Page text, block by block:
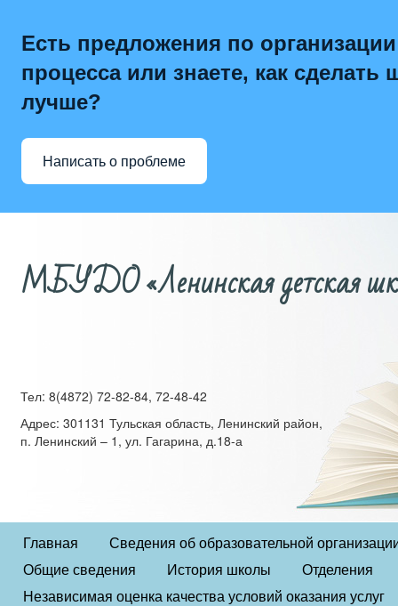
Есть предложения по
процесса или знаете, как сделать
лучше?
Написать о проблеме
МБУДО «Ленинская детская
Тел: 8(4872) 72-82-84, 72-48-42
Адрес: 301131 Тульская область, Ленинский район,
п. Ленинский – 1, ул. Гагарина, д.18-а
Главная
Сведения об образовательной
Общие сведения
История школы
Отделения
Независимая оценка качества условий оказания услуг